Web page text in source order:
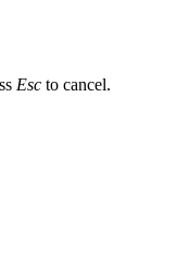
Esc to cancel.